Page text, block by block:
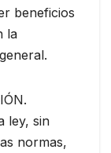
beneficios
la
ley, sin
normas,